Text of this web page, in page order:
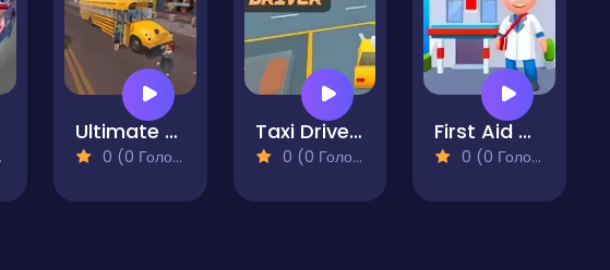
Ultimate Bus Simulator Driver Duty 3D
0 (0 Голосів)
Taxi Driver 3D
0 (0 Голосів)
First Aid Driver
0 (0 Голосів)